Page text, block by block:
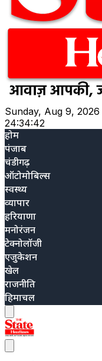
Sunday, Aug 9, 2026
24:34:43
होम
पंजाब
चंडीगढ़
ऑटोमोबिल्स
स्वस्थ्य
व्यापार
हरियाणा
मनोरंजन
टेक्नोलॉजी
एजुकेशन
खेल
राजनीति
हिमाचल